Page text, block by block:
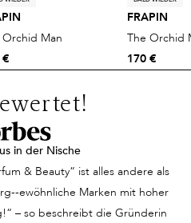
Man
€
FRAPIN
The Orchid
170 €
in der Nische
& Beauty“ ist alles andere als
ewöhnliche Marken mit hoher
– so beschreibt die Gründerin